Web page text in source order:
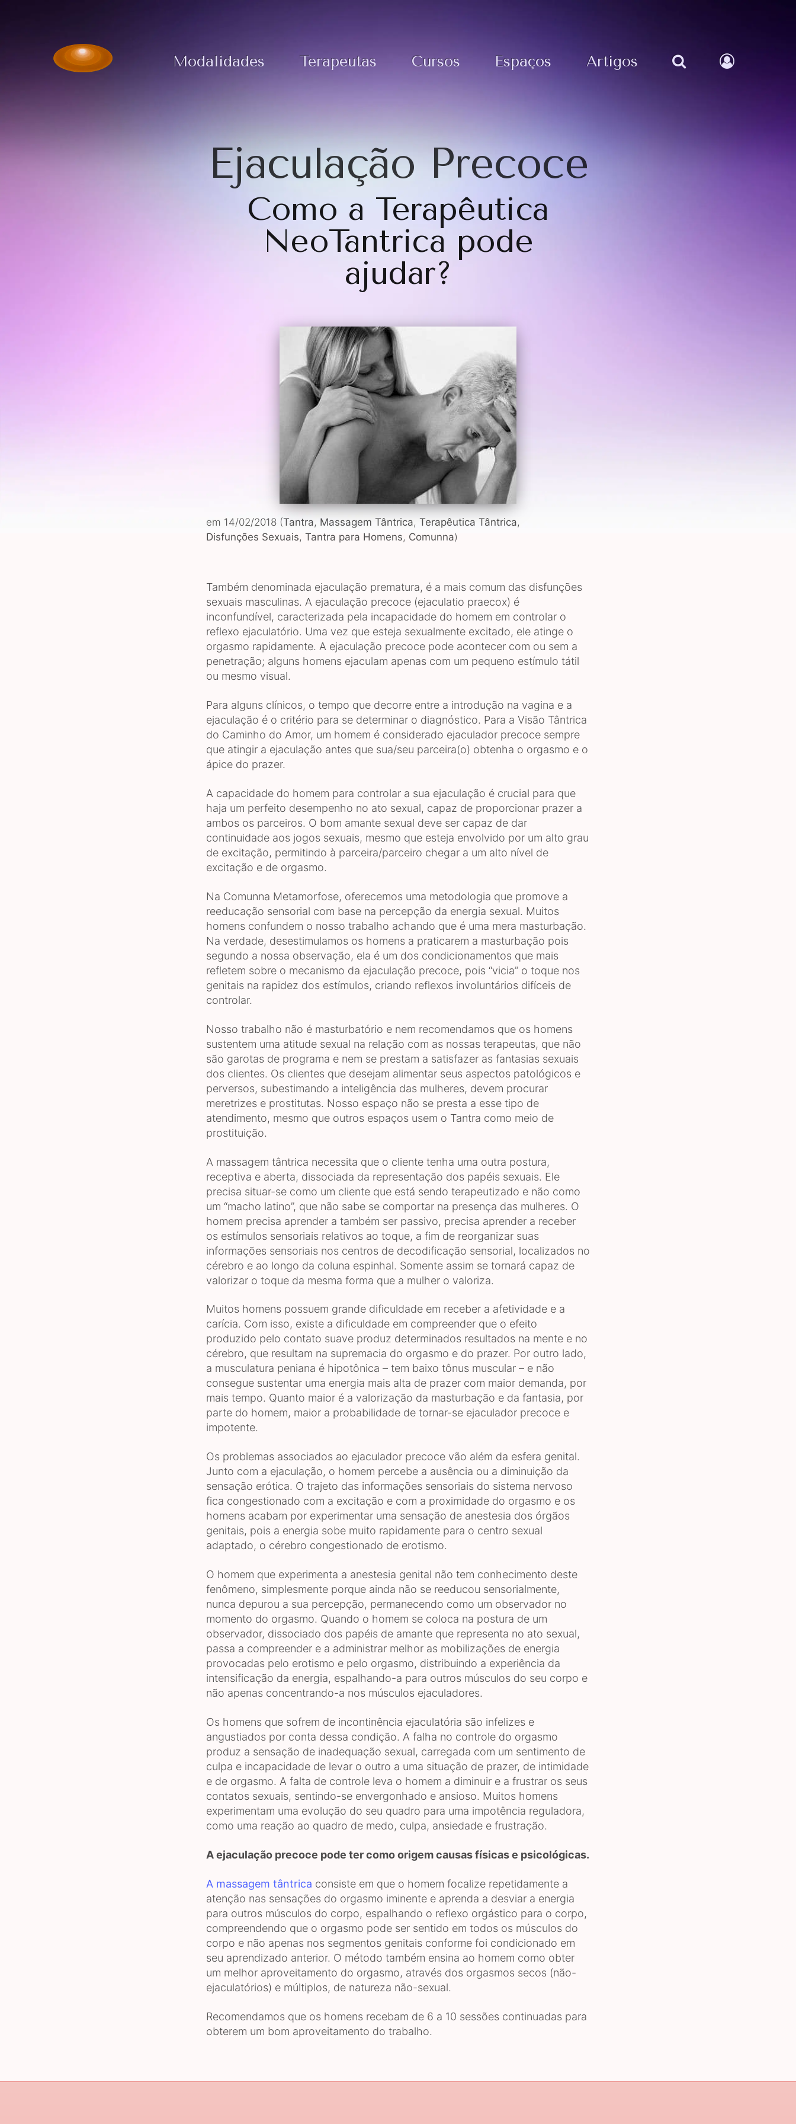
Modalidades Terapeutas Cursos Espaços Artigos
Ejaculação Precoce
Como a Terapêutica
NeoTantrica pode
ajudar?
em 14/02/2018 (Tantra, Massagem Tântrica, Terapêutica Tântrica,
Disfunções Sexuais, Tantra para Homens, Comunna)
Também denominada ejaculação prematura, é a mais comum das disfunções
sexuais masculinas. A ejaculação precoce (ejaculatio praecox) é
inconfundível, caracterizada pela incapacidade do homem em controlar o
reflexo ejaculatório. Uma vez que esteja sexualmente excitado, ele atinge o
orgasmo rapidamente. A ejaculação precoce pode acontecer com ou sem a
penetração; alguns homens ejaculam apenas com um pequeno estímulo tátil
ou mesmo visual.
Para alguns clínicos, o tempo que decorre entre a introdução na vagina e a
ejaculação é o critério para se determinar o diagnóstico. Para a Visão Tântrica
do Caminho do Amor, um homem é considerado ejaculador precoce sempre
que atingir a ejaculação antes que sua/seu parceira(o) obtenha o orgasmo e o
ápice do prazer.
A capacidade do homem para controlar a sua ejaculação é crucial para que
haja um perfeito desempenho no ato sexual, capaz de proporcionar prazer a
ambos os parceiros. O bom amante sexual deve ser capaz de dar
continuidade aos jogos sexuais, mesmo que esteja envolvido por um alto grau
de excitação, permitindo à parceira/parceiro chegar a um alto nível de
excitação e de orgasmo.
Na Comunna Metamorfose, oferecemos uma metodologia que promove a
reeducação sensorial com base na percepção da energia sexual. Muitos
homens confundem o nosso trabalho achando que é uma mera masturbação.
Na verdade, desestimulamos os homens a praticarem a masturbação pois
segundo a nossa observação, ela é um dos condicionamentos que mais
refletem sobre o mecanismo da ejaculação precoce, pois “vicia” o toque nos
genitais na rapidez dos estímulos, criando reflexos involuntários difíceis de
controlar.
Nosso trabalho não é masturbatório e nem recomendamos que os homens
sustentem uma atitude sexual na relação com as nossas terapeutas, que não
são garotas de programa e nem se prestam a satisfazer as fantasias sexuais
dos clientes. Os clientes que desejam alimentar seus aspectos patológicos e
perversos, subestimando a inteligência das mulheres, devem procurar
meretrizes e prostitutas. Nosso espaço não se presta a esse tipo de
atendimento, mesmo que outros espaços usem o Tantra como meio de
prostituição.
A massagem tântrica necessita que o cliente tenha uma outra postura,
receptiva e aberta, dissociada da representação dos papéis sexuais. Ele
precisa situar-se como um cliente que está sendo terapeutizado e não como
um “macho latino”, que não sabe se comportar na presença das mulheres. O
homem precisa aprender a também ser passivo, precisa aprender a receber
os estímulos sensoriais relativos ao toque, a fim de reorganizar suas
informações sensoriais nos centros de decodificação sensorial, localizados no
cérebro e ao longo da coluna espinhal. Somente assim se tornará capaz de
valorizar o toque da mesma forma que a mulher o valoriza.
Muitos homens possuem grande dificuldade em receber a afetividade e a
carícia. Com isso, existe a dificuldade em compreender que o efeito
produzido pelo contato suave produz determinados resultados na mente e no
cérebro, que resultam na supremacia do orgasmo e do prazer. Por outro lado,
a musculatura peniana é hipotônica – tem baixo tônus muscular – e não
consegue sustentar uma energia mais alta de prazer com maior demanda, por
mais tempo. Quanto maior é a valorização da masturbação e da fantasia, por
parte do homem, maior a probabilidade de tornar-se ejaculador precoce e
impotente.
Os problemas associados ao ejaculador precoce vão além da esfera genital.
Junto com a ejaculação, o homem percebe a ausência ou a diminuição da
sensação erótica. O trajeto das informações sensoriais do sistema nervoso
fica congestionado com a excitação e com a proximidade do orgasmo e os
homens acabam por experimentar uma sensação de anestesia dos órgãos
genitais, pois a energia sobe muito rapidamente para o centro sexual
adaptado, o cérebro congestionado de erotismo.
O homem que experimenta a anestesia genital não tem conhecimento deste
fenômeno, simplesmente porque ainda não se reeducou sensorialmente,
nunca depurou a sua percepção, permanecendo como um observador no
momento do orgasmo. Quando o homem se coloca na postura de um
observador, dissociado dos papéis de amante que representa no ato sexual,
passa a compreender e a administrar melhor as mobilizações de energia
provocadas pelo erotismo e pelo orgasmo, distribuindo a experiência da
intensificação da energia, espalhando-a para outros músculos do seu corpo e
não apenas concentrando-a nos músculos ejaculadores.
Os homens que sofrem de incontinência ejaculatória são infelizes e
angustiados por conta dessa condição. A falha no controle do orgasmo
produz a sensação de inadequação sexual, carregada com um sentimento de
culpa e incapacidade de levar o outro a uma situação de prazer, de intimidade
e de orgasmo. A falta de controle leva o homem a diminuir e a frustrar os seus
contatos sexuais, sentindo-se envergonhado e ansioso. Muitos homens
experimentam uma evolução do seu quadro para uma impotência reguladora,
como uma reação ao quadro de medo, culpa, ansiedade e frustração.
A ejaculação precoce pode ter como origem causas físicas e psicológicas.
A massagem tântrica consiste em que o homem focalize repetidamente a
atenção nas sensações do orgasmo iminente e aprenda a desviar a energia
para outros músculos do corpo, espalhando o reflexo orgástico para o corpo,
compreendendo que o orgasmo pode ser sentido em todos os músculos do
corpo e não apenas nos segmentos genitais conforme foi condicionado em
seu aprendizado anterior. O método também ensina ao homem como obter
um melhor aproveitamento do orgasmo, através dos orgasmos secos (não-
ejaculatórios) e múltiplos, de natureza não-sexual.
Recomendamos que os homens recebam de 6 a 10 sessões continuadas para
obterem um bom aproveitamento do trabalho.